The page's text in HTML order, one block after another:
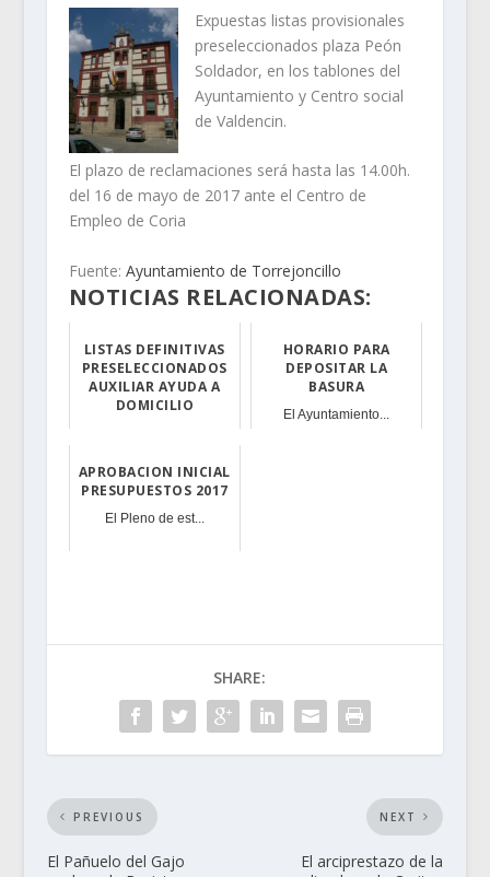
Expuestas listas provisionales
preseleccionados plaza Peón
Soldador, en los tablones del
Ayuntamiento y Centro social
de Valdencin.
El plazo de reclamaciones será hasta las 14.00h.
del 16 de mayo de 2017 ante el Centro de
Empleo de Coria
Fuente: Ayuntamiento de Torrejoncillo
NOTICIAS RELACIONADAS:
LISTAS DEFINITIVAS
PRESELECCIONADOS
AUXILIAR AYUDA A
DOMICILIO
HORARIO PARA
DEPOSITAR LA
BASURA
El Ayuntamiento...
APROBACION INICIAL
PRESUPUESTOS 2017
El Pleno de est...
SHARE:
PREVIOUS
El Pañuelo del Gajo
NEXT
El arciprestazo de la